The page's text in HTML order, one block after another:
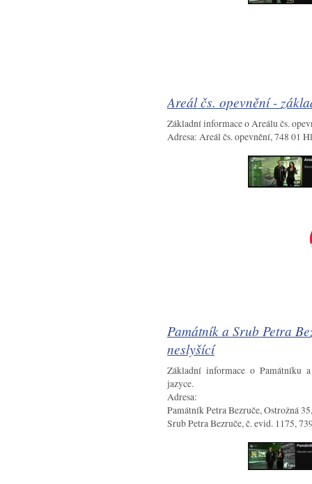
Areál čs. opevnění -
Základní informace o Areálu čs.
Adresa: Areál čs. opevnění, 748 01
Památník a Srub Petra
neslyšící
Základní informace o Památníku
jazyce.
Adresa:
Památník Petra Bezruče, Ostrožná
Srub Petra Bezruče, č. evid. 1175,